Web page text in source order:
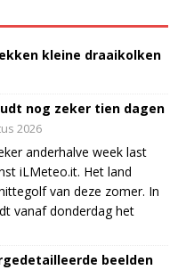
kleine draaikolken
nog zeker tien dagen
2026
anderhalve week last
iLMeteo.it. Het land
van deze zomer. In
vanaf donderdag het
beelden